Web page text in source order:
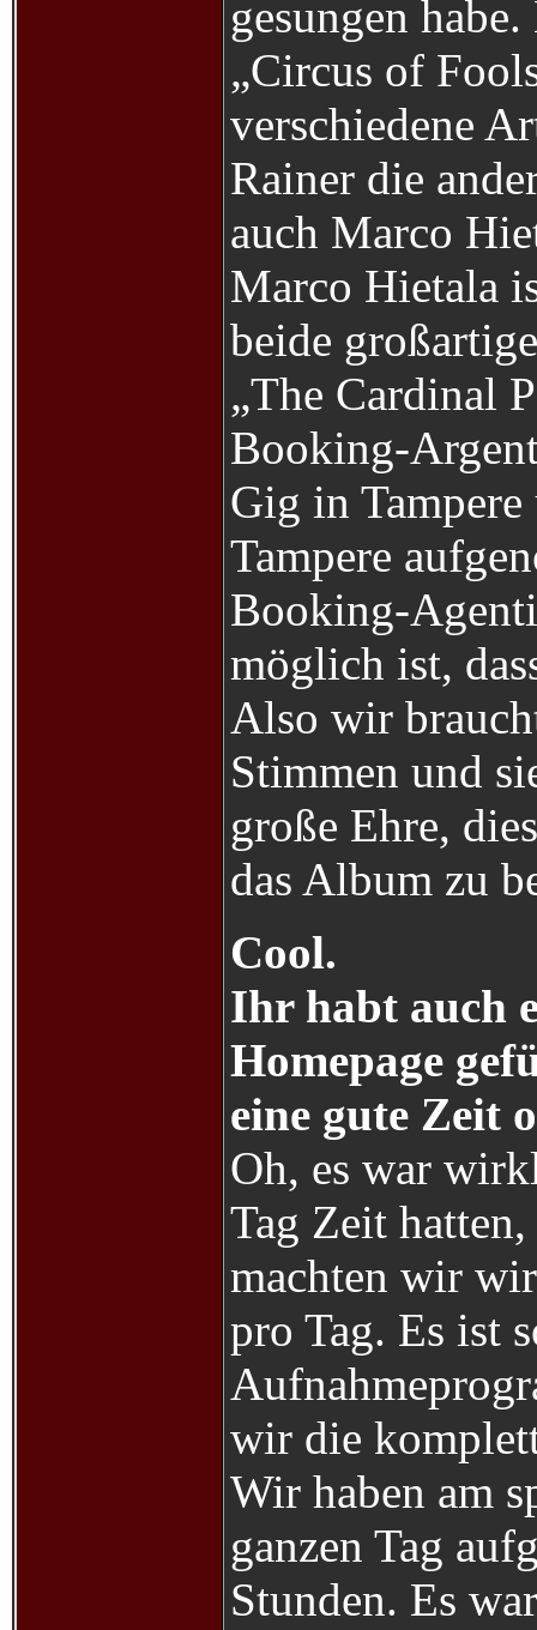
gesungen
„Circus of
verschiedene
Rainer die
auch Marco
Marco Hietala
beide
„The Cardinal
Booking-
Gig in
Tampere
Booking-
möglich ist,
Also wir
Stimmen und
große Ehre,
das Album zu
Cool.
Ihr habt auch
Homepage
eine gute Zeit
Oh, es war
Tag Zeit
machten wir
pro Tag. Es ist
wir die
Wir haben am
ganzen Tag
Stunden. Es